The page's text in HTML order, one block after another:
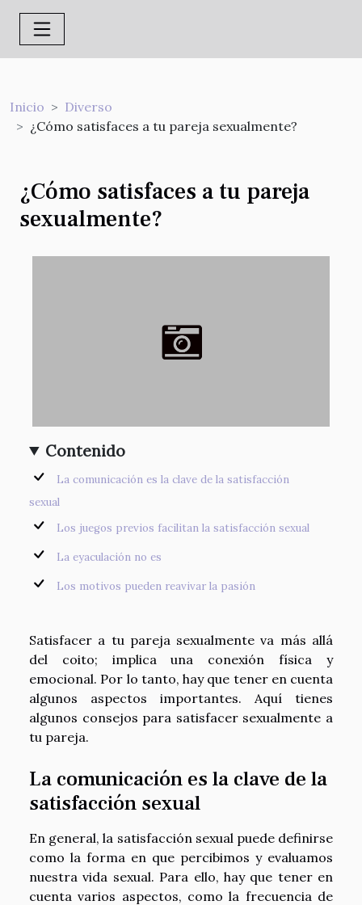
Inicio
Diverso
¿Cómo satisfaces a tu pareja sexualmente?
¿Cómo satisfaces a tu pareja
sexualmente?
Contenido
La comunicación es la clave de la satisfacción
sexual
Los juegos previos facilitan la satisfacción sexual
La eyaculación no es
Los motivos pueden reavivar la pasión
Satisfacer a tu pareja sexualmente va más allá
del coito; implica una conexión física y
emocional. Por lo tanto, hay que tener en cuenta
algunos aspectos importantes. Aquí tienes
algunos consejos para satisfacer sexualmente a
tu pareja.
La comunicación es la clave de la
satisfacción sexual
En general, la satisfacción sexual puede definirse
como la forma en que percibimos y evaluamos
nuestra vida sexual. Para ello, hay que tener en
cuenta varios aspectos, como la frecuencia de